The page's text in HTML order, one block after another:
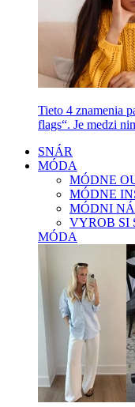
Tieto 4 znamenia
flags“. Je medzi
SNÁR
MÓDA
MÓDNE
MÓDNE
MÓDNI
VYROB SI
MÓDA